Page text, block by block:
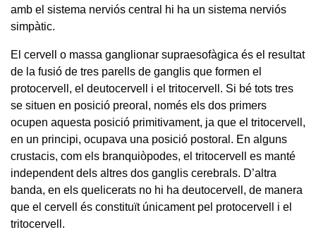
amb el sistema nerviós central hi ha un sistema nerviós
simpàtic.
El cervell o massa ganglionar supraesofàgica és el resultat
de la fusió de tres parells de ganglis que formen el
protocervell, el deutocervell i el tritocervell. Si bé tots tres
se situen en posició preoral, només els dos primers
ocupen aquesta posició primitivament, ja que el tritocervell,
en un principi, ocupava una posició postoral. En alguns
crustacis, com els branquiòpodes, el tritocervell es manté
independent dels altres dos ganglis cerebrals. D’altra
banda, en els quelicerats no hi ha deutocervell, de manera
que el cervell és constituït únicament pel protocervell i el
tritocervell.